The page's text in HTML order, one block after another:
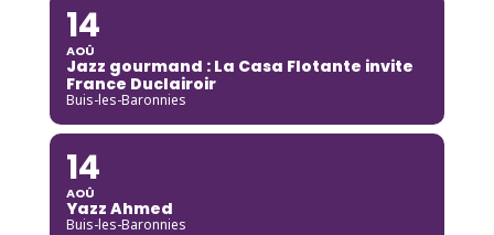
14
AOÛ
Jazz gourmand : La Casa Flotante invite
France Duclairoir
Buis-les-Baronnies
14
AOÛ
Yazz Ahmed
Buis-les-Baronnies